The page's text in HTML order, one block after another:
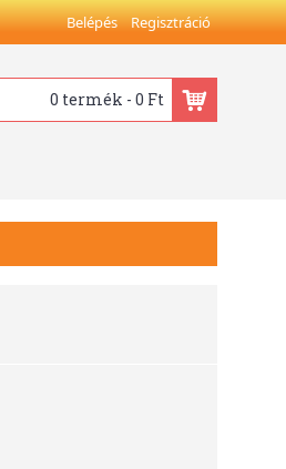
Belépés Regisztráció
0 termék - 0 Ft